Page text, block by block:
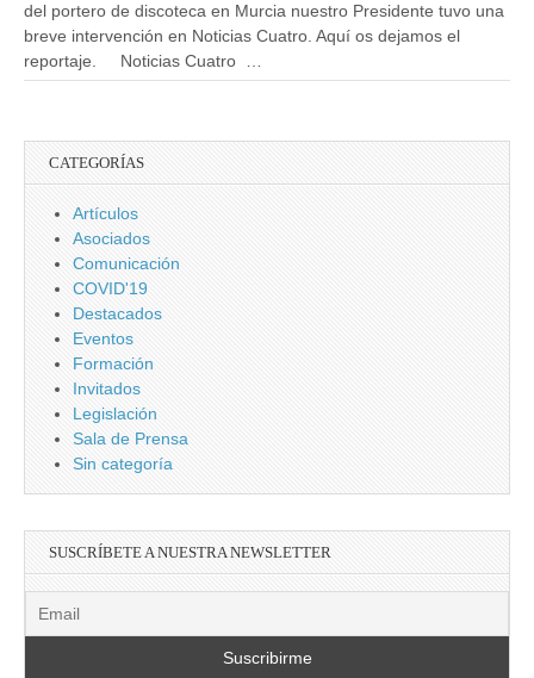
del portero de discoteca en Murcia nuestro Presidente tuvo una
breve intervención en Noticias Cuatro. Aquí os dejamos el
reportaje. Noticias Cuatro …
CATEGORÍAS
Artículos
Asociados
Comunicación
COVID'19
Destacados
Eventos
Formación
Invitados
Legislación
Sala de Prensa
Sin categoría
SUSCRÍBETE A NUESTRA NEWSLETTER